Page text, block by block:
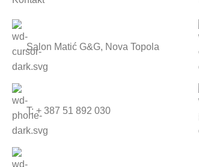
Salon Matić G&G, Nova Topola
T: + 387 51 892 030